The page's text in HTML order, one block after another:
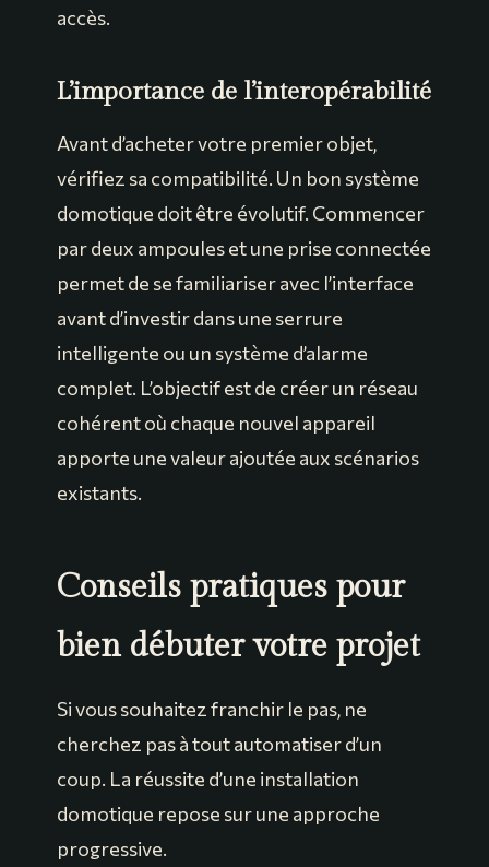
accès.
L’importance de l’interopérabilité
Avant d’acheter votre premier objet,
vérifiez sa compatibilité. Un bon système
domotique doit être évolutif. Commencer
par deux ampoules et une prise connectée
permet de se familiariser avec l’interface
avant d’investir dans une serrure
intelligente ou un système d’alarme
complet. L’objectif est de créer un réseau
cohérent où chaque nouvel appareil
apporte une valeur ajoutée aux scénarios
existants.
Conseils pratiques pour
bien débuter votre projet
Si vous souhaitez franchir le pas, ne
cherchez pas à tout automatiser d’un
coup. La réussite d’une installation
domotique repose sur une approche
progressive.